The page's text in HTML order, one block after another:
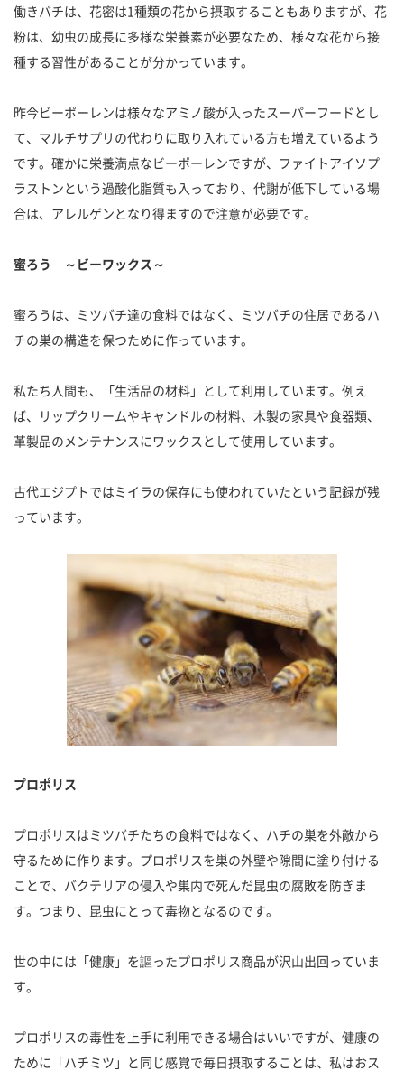
働きバチは、花密は1種類の花から摂取することもありますが、花
粉は、幼虫の成長に多様な栄養素が必要なため、様々な花から接
種する習性があることが分かっています。
昨今ビーポーレンは様々なアミノ酸が入ったスーパーフードとし
て、マルチサプリの代わりに取り入れている方も増えているよう
です。確かに栄養満点なビーポーレンですが、ファイトアイソプ
ラストンという過酸化脂質も入っており、代謝が低下している場
合は、アレルゲンとなり得ますので注意が必要です。
蜜ろう ～ビーワックス～
蜜ろうは、ミツバチ達の食料ではなく、ミツバチの住居であるハ
チの巣の構造を保つために作っています。
私たち人間も、「生活品の材料」として利用しています。例え
ば、リップクリームやキャンドルの材料、木製の家具や食器類、
革製品のメンテナンスにワックスとして使用しています。
古代エジプトではミイラの保存にも使われていたという記録が残
っています。
プロポリス
プロポリスはミツバチたちの食料ではなく、ハチの巣を外敵から
守るために作ります。プロポリスを巣の外壁や隙間に塗り付ける
ことで、バクテリアの侵入や巣内で死んだ昆虫の腐敗を防ぎま
す。つまり、昆虫にとって毒物となるのです。
世の中には「健康」を謳ったプロポリス商品が沢山出回っていま
す。
プロポリスの毒性を上手に利用できる場合はいいですが、健康の
ために「ハチミツ」と同じ感覚で毎日摂取することは、私はおス